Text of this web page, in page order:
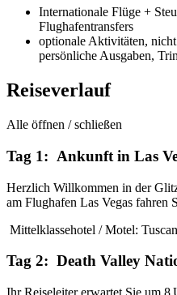
Internationale Flüge +
Flughafentransfers
optionale Aktivitäten,
persönliche Ausgaben,
Reiseverlauf
Alle öffnen / schließen
Tag 1: Ankunft in Las
Herzlich Willkommen in der
am Flughafen Las Vegas
Mittelklassehotel / Motel:
Tag 2: Death Valley
Ihr Reiseleiter erwartet Sie um